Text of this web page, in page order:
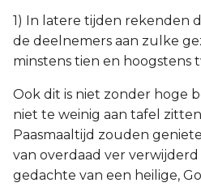
1) In latere tijden rekenden
de deelnemers aan zulke
minstens tien en hoogstens
Ook dit is niet zonder hoge
niet te weinig aan tafel
Paasmaaltijd zouden
van overdaad ver
gedachte van een heilige,